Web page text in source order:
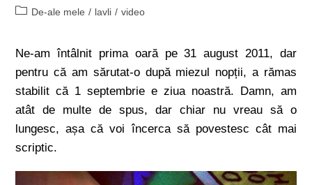
De-ale mele / lavli / video
Ne-am întâlnit prima oară pe 31 august 2011, dar
pentru că am sărutat-o după miezul nopții, a rămas
stabilit că 1 septembrie e ziua noastră. Damn, am
atât de multe de spus, dar chiar nu vreau să o
lungesc, așa că voi încerca să povestesc cât mai
scriptic.